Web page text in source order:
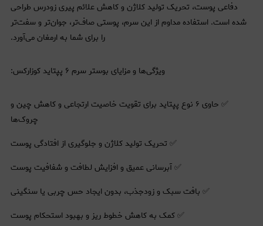
دفاعی پوست، تحریک تولید کلاژن و کاهش علائم پیری زودرس طراحی
شده است. استفاده مداوم از این سرم، پوستی صاف‌تر، جوان‌تر و سفت‌تر
را برای شما به ارمغان می‌آورد.
ویژگی‌ها و مزایای بوستر سرم ۶ پپتاید کوزارکس:
✅ حاوی ۶ نوع پپتاید برای تقویت خاصیت ارتجاعی و کاهش چین و
چروک‌ها
✅ تحریک تولید کلاژن و جلوگیری از افتادگی پوست
✅ آبرسانی عمیق و افزایش لطافت و شفافیت پوست
✅ بافت سبک و زودجذب، بدون ایجاد حس چربی یا سنگینی
✅ کمک به کاهش خطوط ریز و بهبود استحکام پوست